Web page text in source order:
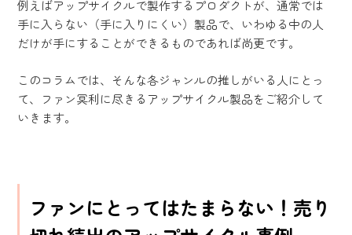
例えばアップサイクルで製作するプロダクトが、通常では
手に入らない（手に入りにくい）製品で、いわゆる中の人
だけが手にすることができるものであれば尚更です。
このコラムでは、そんな各ジャンルの推しがいる人にとっ
て、ファン冥利に尽きるアップサイクル製品をご紹介して
いきます。
ファンにとってはたまらない！売り